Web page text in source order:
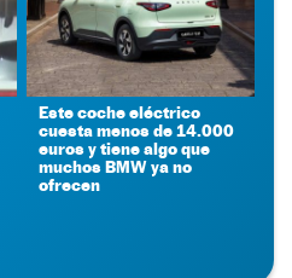
Este coche eléctrico
cuesta menos de 14.000
euros y tiene algo que
muchos BMW ya no
ofrecen